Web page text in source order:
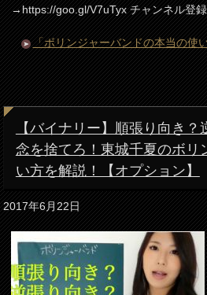
→https://goo.gl/V7uTyx チャンネル登
「ボリンジャーバンドの本当の使
【バイナリー】順張り向き
念を捨てろ！東城千夏のボリ
い方を解説！【オプション】
2017年6月22日